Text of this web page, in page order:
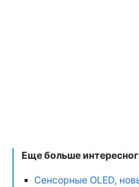
Еще больше
Сенсорные OLED,